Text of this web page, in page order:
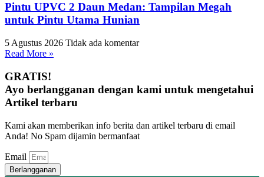
Pintu UPVC 2 Daun Medan: Tampilan Megah
untuk Pintu Utama Hunian
5 Agustus 2026 Tidak ada komentar
Read More »
GRATIS!
Ayo berlangganan dengan kami untuk mengetahui
Artikel terbaru
Kami akan memberikan info berita dan artikel terbaru di email
Anda! No Spam dijamin bermanfaat
Email
Berlangganan